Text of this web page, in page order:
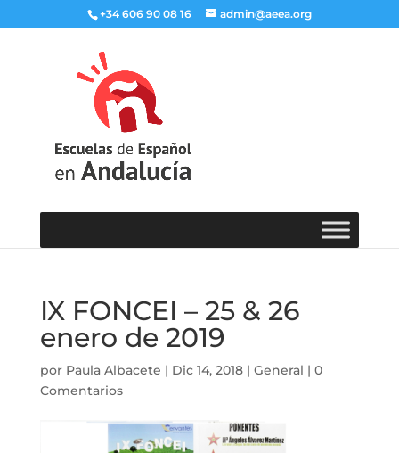
+34 606 90 08 16 admin@aeea.org
IX FONCEI – 25 & 26
enero de 2019
por Paula Albacete | Dic 14, 2018| General | 0
Comentarios